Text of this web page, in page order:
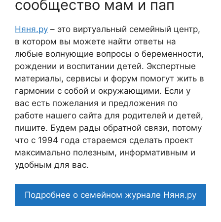
сообщество мам и пап
Няня.ру – это виртуальный семейный центр,
в котором вы можете найти ответы на
любые волнующие вопросы о беременности,
рождении и воспитании детей. Экспертные
материалы, сервисы и форум помогут жить в
гармонии с собой и окружающими. Если у
вас есть пожелания и предложения по
работе нашего сайта для родителей и детей,
пишите. Будем рады обратной связи, потому
что c 1994 года стараемся сделать проект
максимально полезным, информативным и
удобным для вас.
Подробнее о семейном журнале Няня.ру